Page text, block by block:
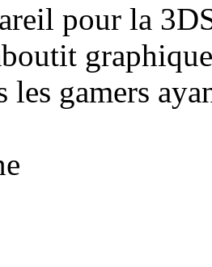
pour la
les gamers